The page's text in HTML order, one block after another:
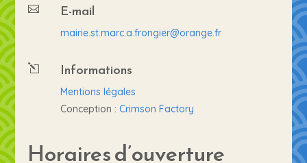
 E-mail
mairie.st.marc.a.frongier@orange.fr
l Informations
Mentions légales
Conception : Crimson Factory
Horaires d’ouverture